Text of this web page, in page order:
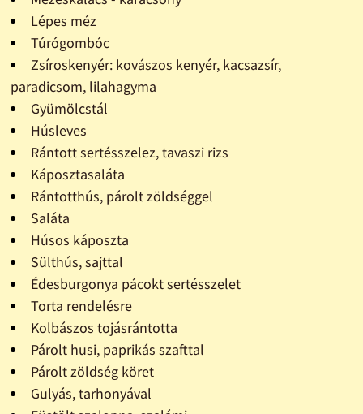
Lépes méz
Túrógombóc
Zsíroskenyér: kovászos kenyér, kacsazsír,
paradicsom, lilahagyma
Gyümölcstál
Húsleves
Rántott sertésszelez, tavaszi rizs
Káposztasaláta
Rántotthús, párolt zöldséggel
Saláta
Húsos káposzta
Sülthús, sajttal
Édesburgonya pácokt sertésszelet
Torta rendelésre
Kolbászos tojásrántotta
Párolt husi, paprikás szafttal
Párolt zöldség köret
Gulyás, tarhonyával